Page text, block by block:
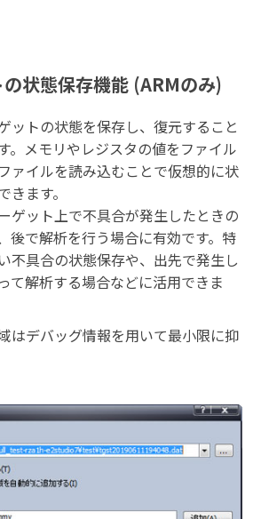
状態保存機能 (ARMのみ)
ットの状態を保存し、復元すること
。メモリやレジスタの値をファイル
ァイルを読み込むことで仮想的に状
ます。
ゲット上で不具合が発生したときの
後で解析を行う場合に有効です。特
不具合の状態保存や、出先で発生し
て解析する場合などに活用できま
はデバッグ情報を用いて最小限に抑